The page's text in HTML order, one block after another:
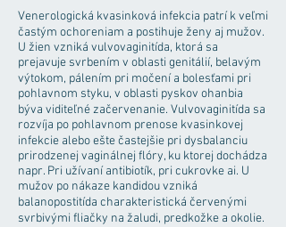
Venerologická kvasinková infekcia patrí k veľmi
častým ochoreniam a postihuje ženy aj mužov.
U žien vzniká vulvovaginitída, ktorá sa
prejavuje svrbením v oblasti genitálií, belavým
výtokom, pálením pri močení a bolesťami pri
pohlavnom styku, v oblasti pyskov ohanbia
býva viditeľné začervenanie. Vulvovaginitída sa
rozvíja po pohlavnom prenose kvasinkovej
infekcie alebo ešte častejšie pri dysbalanciu
prirodzenej vaginálnej flóry, ku ktorej dochádza
napr. Pri užívaní antibiotík, pri cukrovke ai. U
mužov po nákaze kandidou vzniká
balanopostitída charakteristická červenými
svrbivými fliačky na žaludi, predkožke a okolie.